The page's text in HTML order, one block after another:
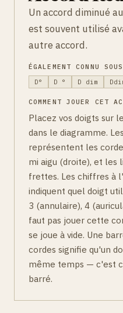
Un accord diminué
est souvent utilisé
autre accord.
ÉGALEMENT CONNU
D°
D ° D dim
COMMENT JOUER CET
Placez vos doigts sur
dans le diagramme.
représentent les
mi aigu (droite), et les
frettes. Les chiffres à
indiquent quel doigt
3 (annulaire), 4
faut pas jouer cette
se joue à vide. Une
cordes signifie qu'un
même temps — c'est
barré.